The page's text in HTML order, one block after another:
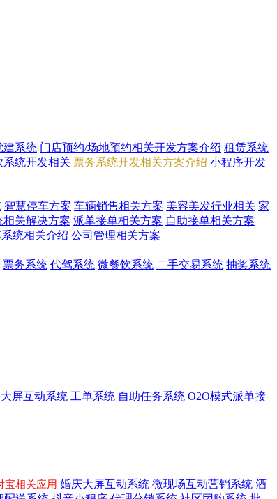
建系统 门店预约/场地预约相关开发方案介绍 租赁系统
系统开发相关 票务系统开发相关方案介绍 小程序开发
智慧停车方案 车辆销售相关方案 美容美发行业相关 家
相关解决方案 派单接单相关方案 自助接单相关方案
统相关介绍 公司管理相关方案
票务系统 代驾系统 微餐饮系统 二手交易系统 抽奖系统
大屏互动系统 工单系统 自助任务系统 O2O模式派单接
宝相关应用 婚庆大屏互动系统 微现场互动营销系统 酒